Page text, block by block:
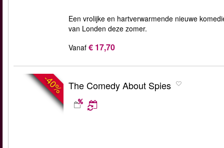
Een vrolijke en hartverwarmende nieuwe
van Londen deze zomer.
Vanaf € 17,70
-40% The Comedy About Spies